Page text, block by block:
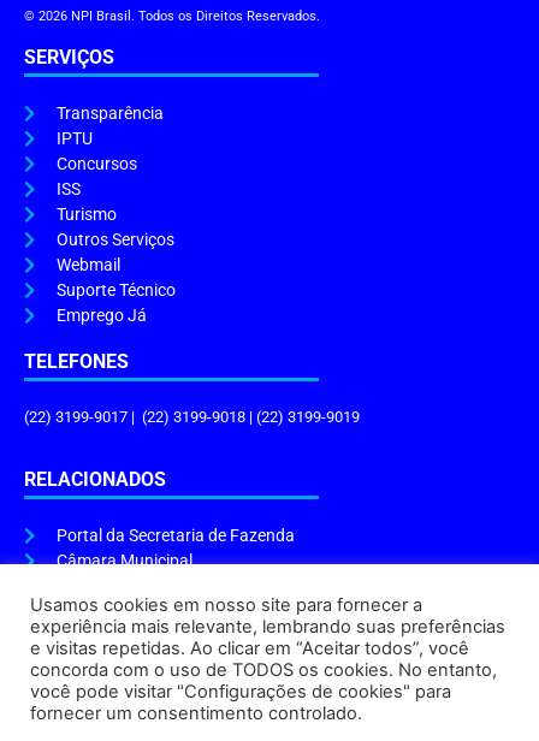
© 2026 NPI Brasil. Todos os Direitos Reservados.
SERVIÇOS
Transparência
IPTU
Concursos
ISS
Turismo
Outros Serviços
Webmail
Suporte Técnico
Emprego Já
TELEFONES
(22) 3199-9017 | (22) 3199-9018 | (22) 3199-9019
RELACIONADOS
Portal da Secretaria de Fazenda
Câmara Municipal
ENDEREÇO E HORÁRIO
Endereço:Praça Tiradentes, s/n – Centro, Cabo Frio – RJ, 28906-290
Atendimento do Protocolo Geral da Prefeitura:9h às 16h
Usamos cookies em nosso site para fornecer a
experiência mais relevante, lembrando suas preferências
e visitas repetidas. Ao clicar em “Aceitar todos”, você
concorda com o uso de TODOS os cookies. No entanto,
você pode visitar "Configurações de cookies" para
fornecer um consentimento controlado.